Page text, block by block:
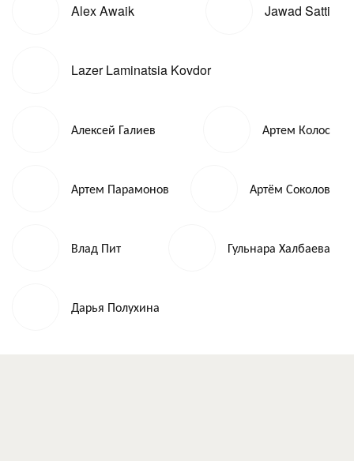
Alex Awaik Jawad Satti
Lazer Laminatsia Kovdor
Алексей Галиев Артем Колос
Артем Парамонов Артём Соколов
Влад Пит Гульнара Халбаева
Дарья Полухина